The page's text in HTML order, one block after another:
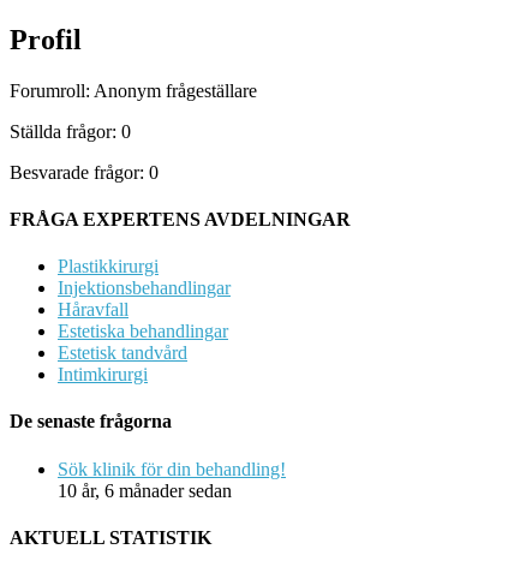
Profil
Forumroll: Anonym frågeställare
Ställda frågor: 0
Besvarade frågor: 0
FRÅGA EXPERTENS AVDELNINGAR
Plastikkirurgi
Injektionsbehandlingar
Håravfall
Estetiska behandlingar
Estetisk tandvård
Intimkirurgi
De senaste frågorna
Sök klinik för din behandling!
10 år, 6 månader sedan
AKTUELL STATISTIK